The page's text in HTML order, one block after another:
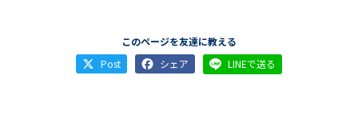
このページを友達に教える
Post
シェア LINEで送る